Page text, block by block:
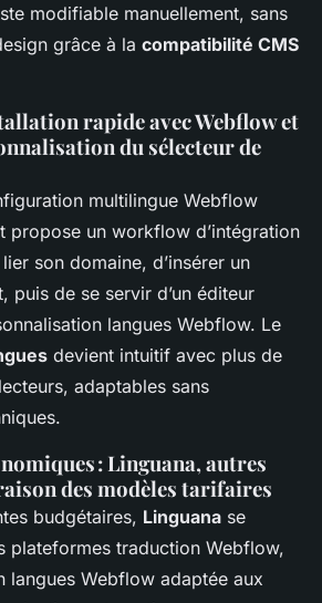
modifiable manuellement, sans
grâce à la compatibilité CMS
rapide avec Webflow et
du sélecteur de
multilingue Webflow
propose un workflow d’intégration
son domaine, d’insérer un
puis de se servir d’un éditeur
langues Webflow. Le
devient intuitif avec plus de
adaptables sans
: Linguana, autres
des modèles tarifaires
budgétaires, Linguana se
plateformes traduction Webflow,
langues Webflow adaptée aux